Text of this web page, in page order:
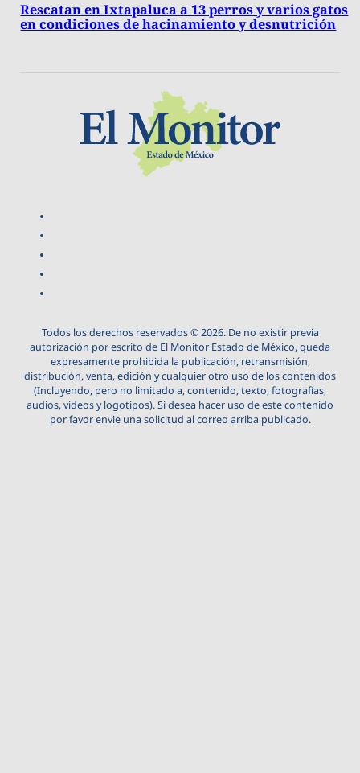
Rescatan en Ixtapaluca a 13 perros y varios gatos
en condiciones de hacinamiento y desnutrición
Todos los derechos reservados © 2026. De no existir previa
autorización por escrito de El Monitor Estado de México, queda
expresamente prohibida la publicación, retransmisión,
distribución, venta, edición y cualquier otro uso de los contenidos
(Incluyendo, pero no limitado a, contenido, texto, fotografías,
audios, videos y logotipos). Si desea hacer uso de este contenido
por favor envie una solicitud al correo arriba publicado.